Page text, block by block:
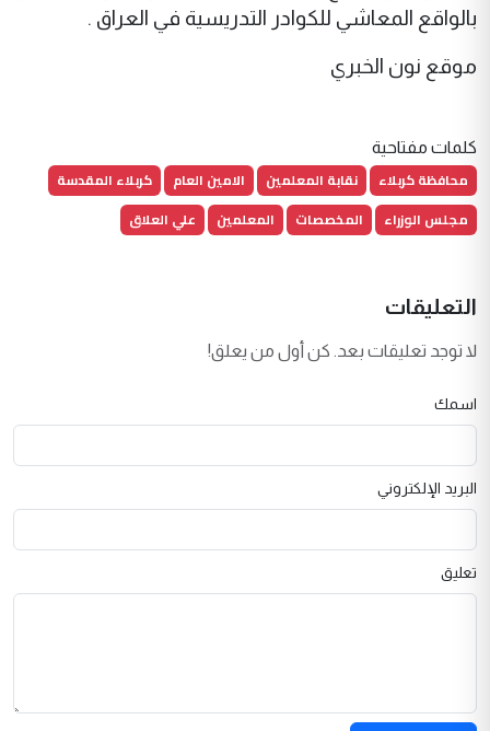
بالواقع المعاشي للكوادر التدريسية في العراق .
موقع نون الخبري
كلمات مفتاحية
محافظة كربلاء نقابة المعلمين الامين العام
كربلاء المقدسة
مجلس الوزراء
المخصصات المعلمين علي العلاق
التعليقات
لا توجد تعليقات بعد. كن أول من يعلق!
اسمك
البريد الإلكتروني
تعليق